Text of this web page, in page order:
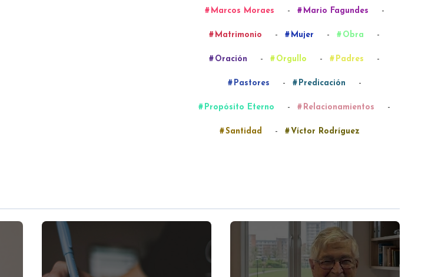
Marcos Moraes - Mario Fagundes -
Matrimonio - Mujer - Obra -
Oración - Orgullo - Padres -
Pastores - Predicación -
Propósito Eterno - Relacionamientos -
Santidad - Víctor Rodríguez